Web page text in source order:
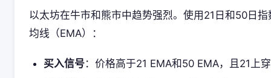
以太坊在牛市和熊市中趋势强烈。使用21日和50日指
均线（EMA）：
买入信号：价格高于21 EMA和50 EMA，且21上